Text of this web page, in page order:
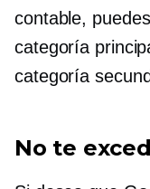
contable,
categoría
categoría
No te